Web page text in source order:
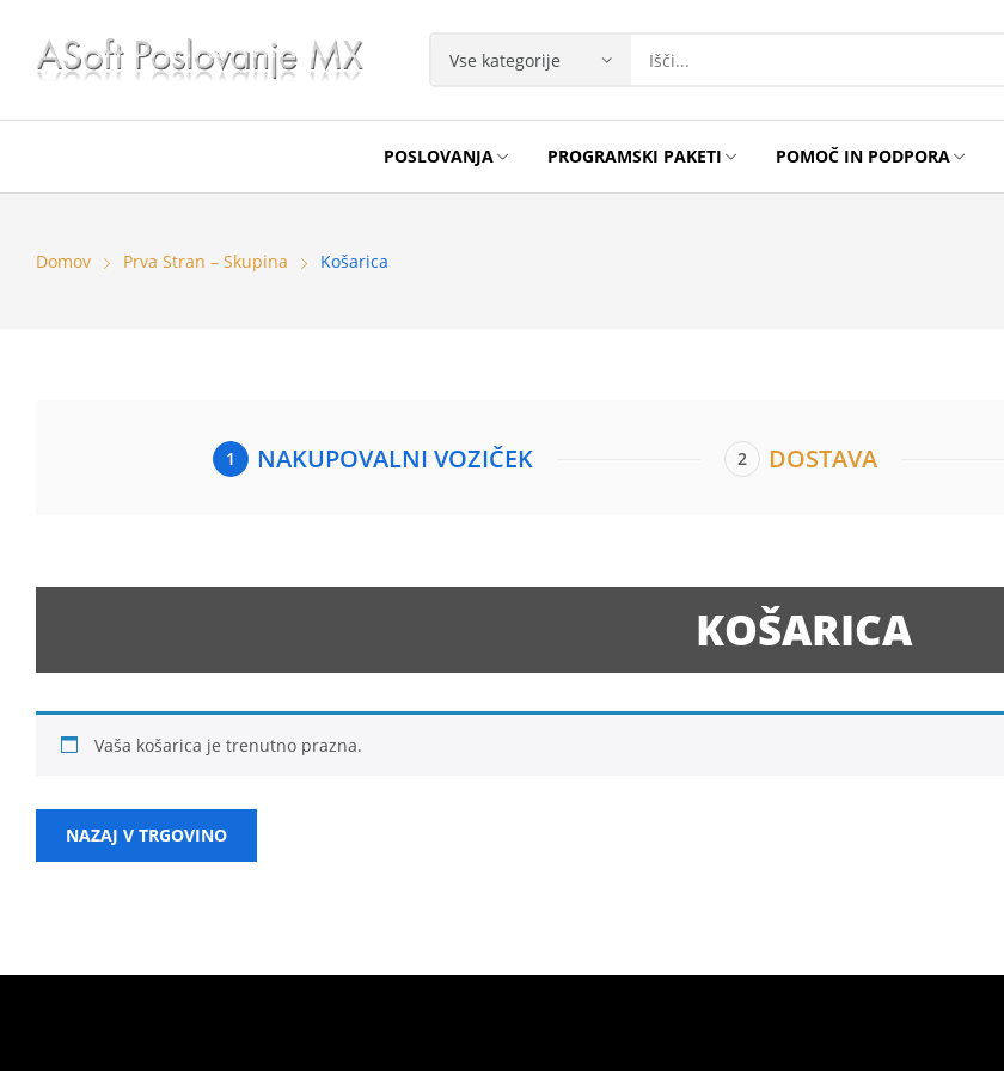
POSLOVANJA PROGRAMSKI PAKETI POMOČ IN PODPORA
Domov Prva Stran – Skupina Košarica
NAKUPOVALNI VOZIČEK DOSTAVA
KOŠARICA
Vaša košarica je trenutno prazna.
NAZAJ V TRGOVINO